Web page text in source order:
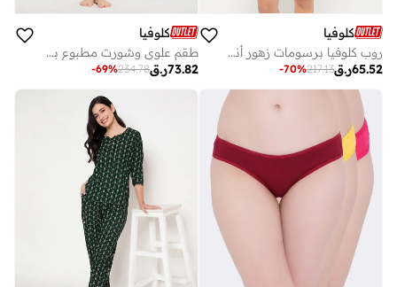
كلوفيا
روب كلوفيا برسومات زهور أنيقة بلون بني الصدأ - ساتان
ر.ق65.52
217.13
-70%
كلوفيا
طقم علوي وشورت مطبوع برسومات كلوفيا بألوان متدرجة باللون الأصفر - قطن %
ر.ق73.82
234.78
-69%